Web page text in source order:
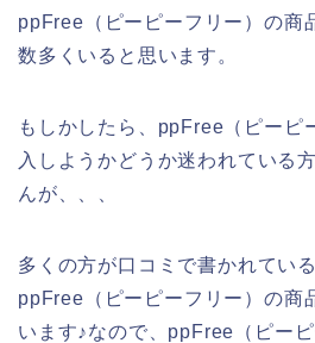
ppFree（ピーピーフリー）の商
数多くいると思います。
もしかしたら、ppFree（ピーピ
入しようかどうか迷われている
んが、、、
多くの方が口コミで書かれてい
ppFree（ピーピーフリー）の商
います♪なので、ppFree（ピー